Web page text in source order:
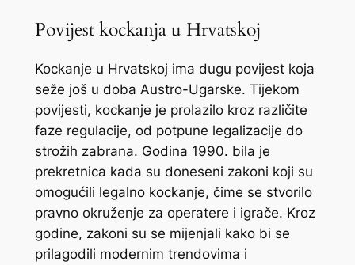
Povijest kockanja u Hrvatskoj
Kockanje u Hrvatskoj ima dugu povijest koja
seže još u doba Austro-Ugarske. Tijekom
povijesti, kockanje je prolazilo kroz različite
faze regulacije, od potpune legalizacije do
strožih zabrana. Godina 1990. bila je
prekretnica kada su doneseni zakoni koji su
omogućili legalno kockanje, čime se stvorilo
pravno okruženje za operatere i igrače. Kroz
godine, zakoni su se mijenjali kako bi se
prilagodili modernim trendovima i